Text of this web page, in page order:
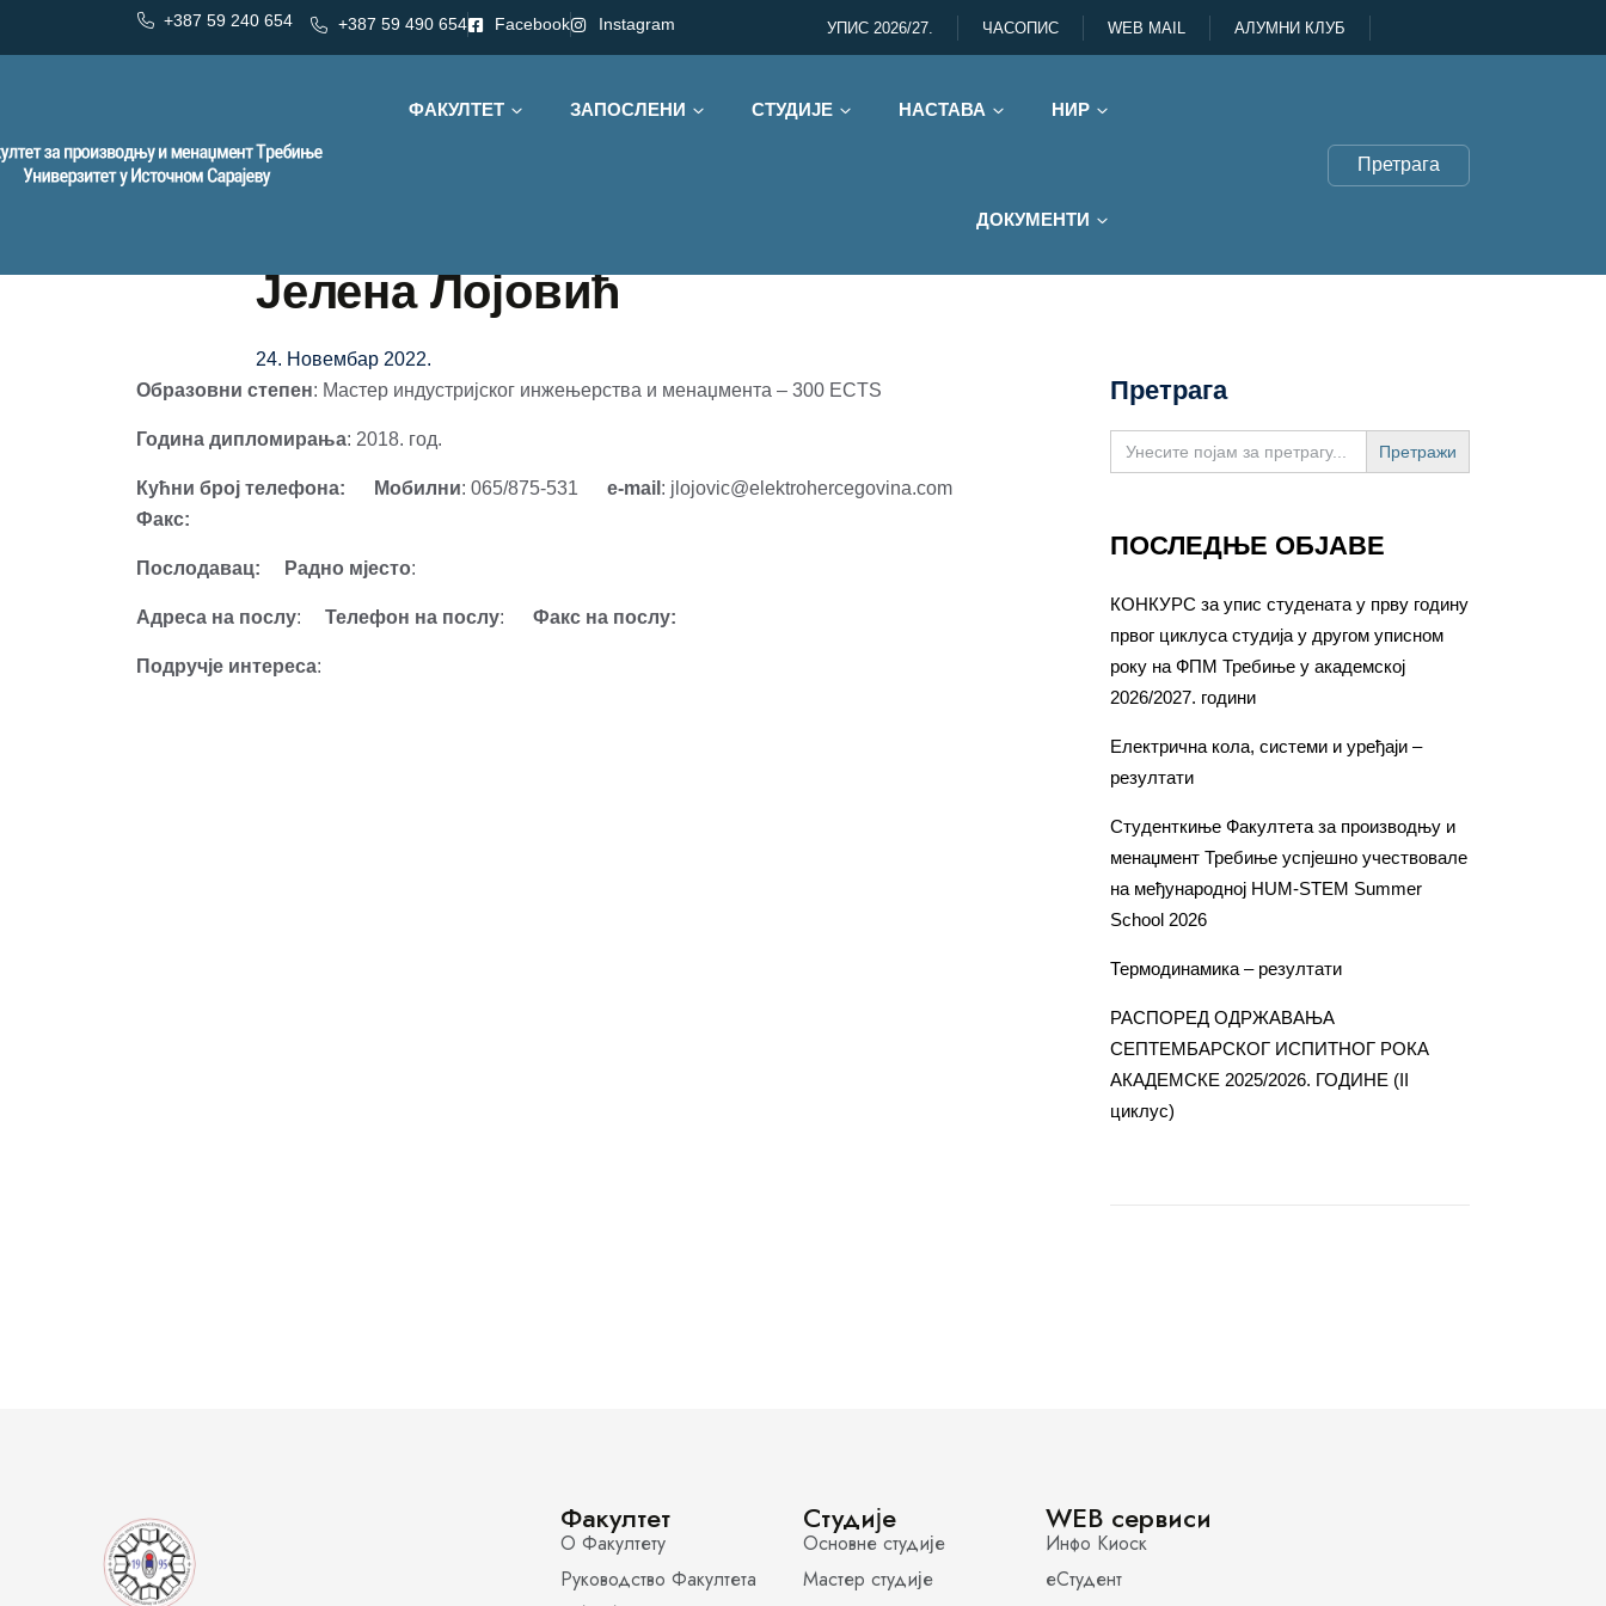
+387 59 240 654 +387 59 490 654 Facebook Instagram УПИС 2026/27. ЧАСОПИС WEB MAIL АЛУМНИ КЛУБ
ФАКУЛТЕТ ЗАПОСЛЕНИ СТУДИЈЕ НАСТАВА НИР
ДОКУМЕНТИ
Претрага
Јелена Лојовић
24. Новембар 2022.
Образовни степен: Мастер индустријског инжењерства и менаџмента – 300 ECTS
Година дипломирања: 2018. год.
Кућни број телефона: Мобилни: 065/875-531 e-mail : jlojovic@elektrohercegovina.com
Факс:
Послодавац: Радно мјесто:
Адреса на послу: Телефон на послу: Факс на послу:
Подручје интереса:
Претрага
Search
for:
ПОСЛЕДЊЕ ОБЈАВЕ
КОНКУРС за упис студената у прву годину
првог циклуса студија у другом уписном
року на ФПМ Требиње у академској
2026/2027. години
Електрична кола, системи и уређаји –
резултати
Студенткиње Факултета за производњу и
менаџмент Требиње успјешно учествовале
на међународној HUM-STEM Summer
School 2026
Термодинамика – резултати
РАСПОРЕД ОДРЖАВАЊА
СЕПТЕМБАРСКОГ ИСПИТНОГ РОКА
АКАДЕМСКЕ 2025/2026. ГОДИНЕ (II
циклус)
Факултет
О Факултету
Руководство Факултета
Студије
Основне студије
Мастер студије
WEB сервиси
Инфо Киоск
еСтудент